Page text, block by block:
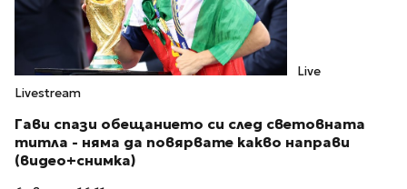
Live
Livestream
Гави спази обещанието си след световната
титла - няма да повярвате какво направи
(видео+снимка)